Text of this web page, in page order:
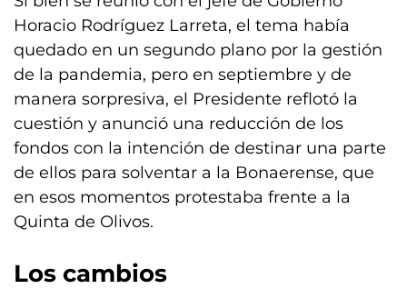
Horacio Rodríguez Larreta, el tema había
quedado en un segundo plano por la gestión
de la pandemia, pero en septiembre y de
manera sorpresiva, el Presidente reflotó la
cuestión y anunció una reducción de los
fondos con la intención de destinar una parte
de ellos para solventar a la Bonaerense, que
en esos momentos protestaba frente a la
Quinta de Olivos.
Los cambios